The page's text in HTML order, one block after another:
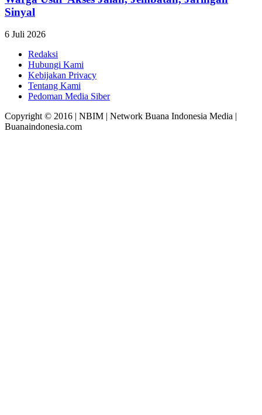
Sinyal
6 Juli 2026
Redaksi
Hubungi Kami
Kebijakan Privacy
Tentang Kami
Pedoman Media Siber
Copyright © 2016 | NBIM | Network Buana Indonesia Media |
Buanaindonesia.com